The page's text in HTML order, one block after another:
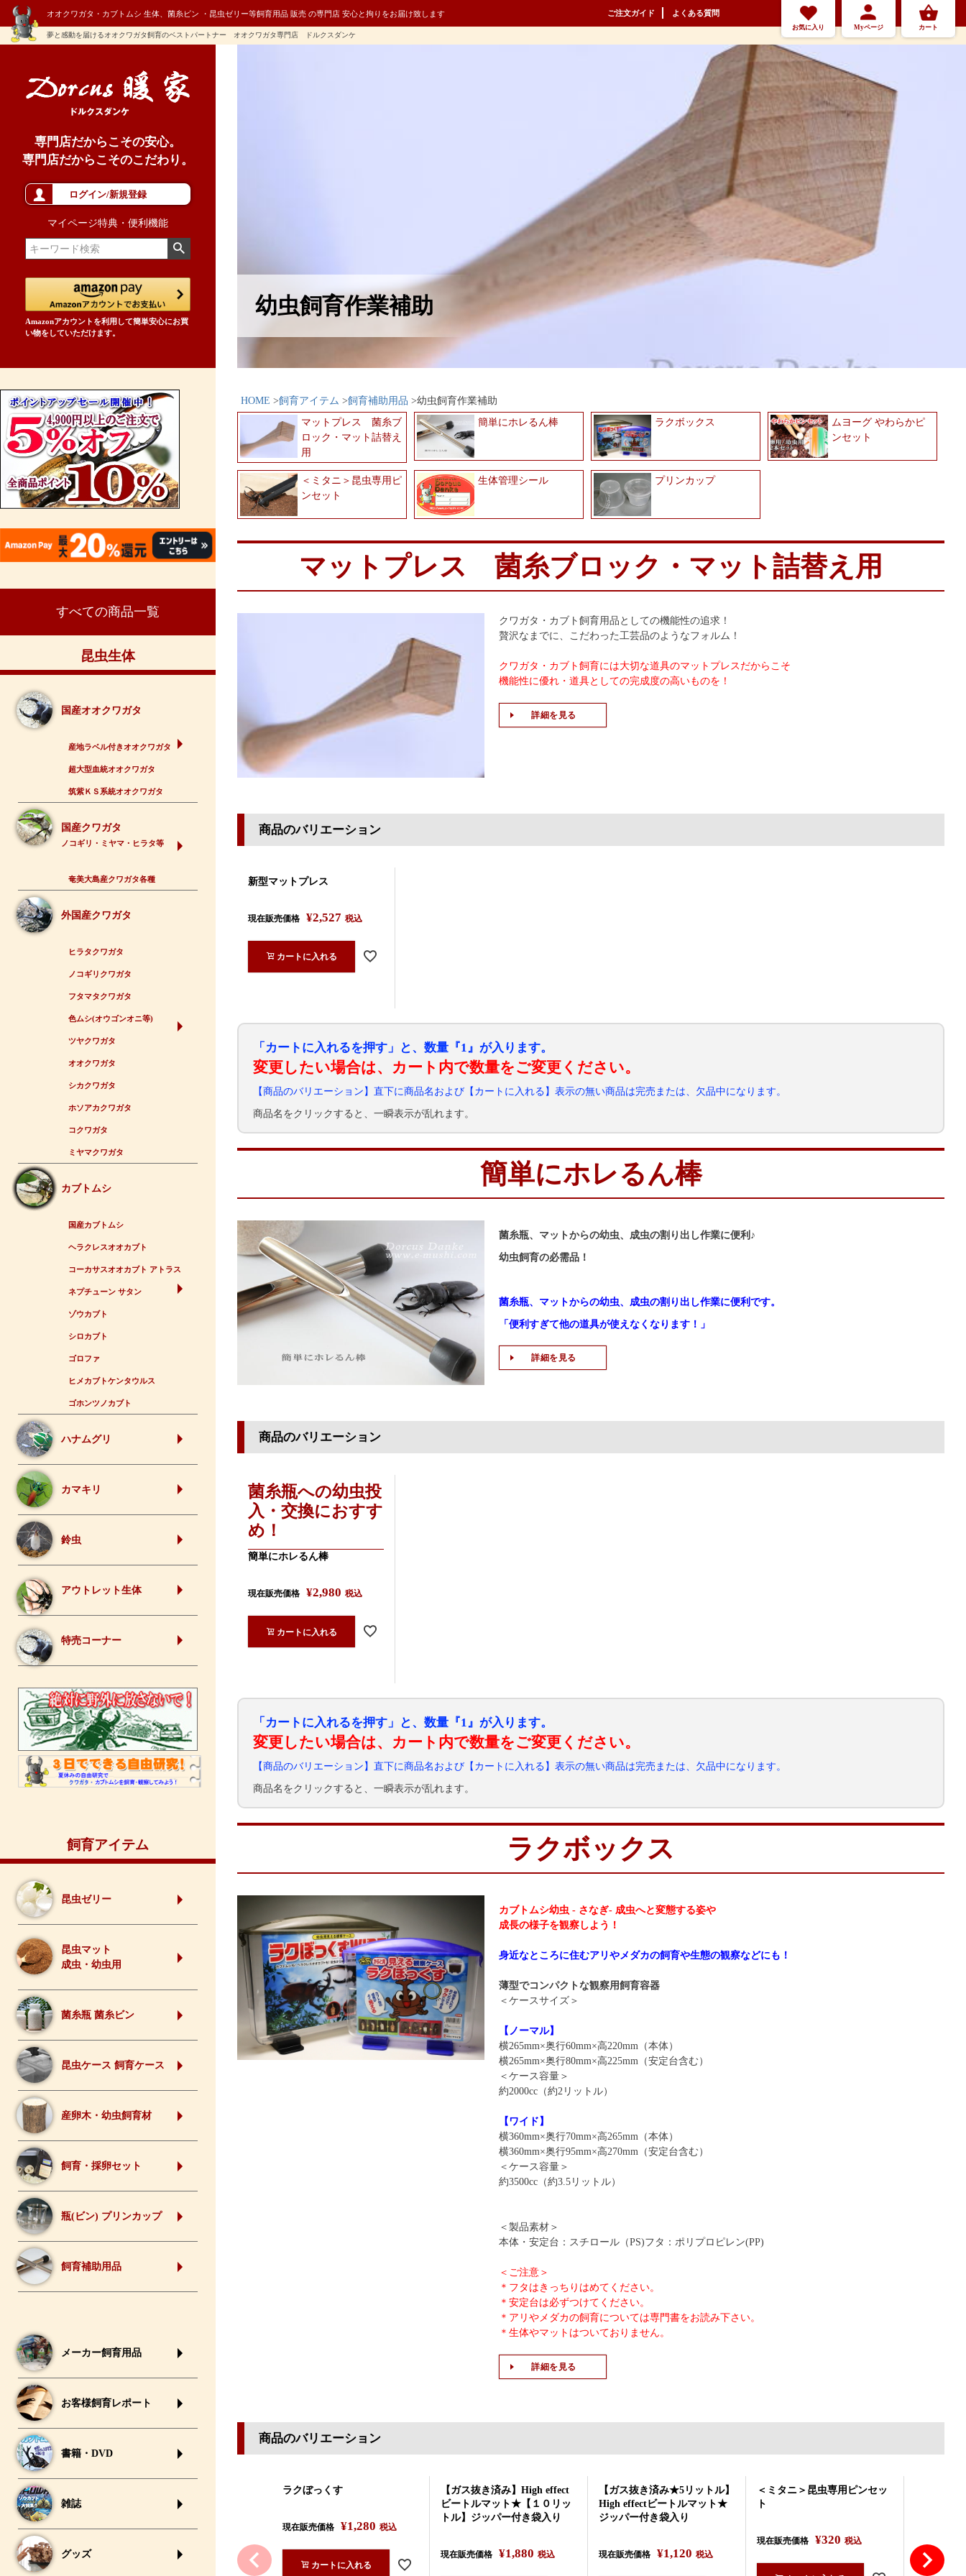
オオクワガタ・カブトムシ 生体、菌糸ビン ・昆虫ゼリー等飼育用品 販売 の専門店 安心と拘りをお届け致します ご注文ガイド よくある質問
夢と感動を届けるオオクワガタ飼育のベストパートナー オオクワガタ専門店 ドルクスダンケ
お気に入り Myページ カート
専門店だからこその安心。
専門店だからこそのこだわり。
ログイン/新規登録
マイページ特典・便利機能
Amazonアカウントを利用して簡単安心にお買
い物をしていただけます。
すべての商品一覧
昆虫生体
国産オオクワガタ
産地ラベル付きオオクワガタ
超大型血統オオクワガタ
筑紫ＫＳ系統オオクワガタ
国産クワガタ
ノコギリ・ミヤマ・ヒラタ等
奄美大島産クワガタ各種
外国産クワガタ
ヒラタクワガタ
ノコギリクワガタ
フタマタクワガタ
色ムシ(オウゴンオニ等)
ツヤクワガタ
オオクワガタ
シカクワガタ
ホソアカクワガタ
コクワガタ
ミヤマクワガタ
カブトムシ
国産カブトムシ
ヘラクレスオオカブト
コーカサスオオカブト アトラス
ネプチューン サタン
ゾウカブト
シロカブト
ゴロファ
ヒメカブトケンタウルス
ゴホンツノカブト
ハナムグリ
カマキリ
鈴虫
アウトレット生体
特売コーナー
飼育アイテム
昆虫ゼリー
昆虫マット
成虫・幼虫用
菌糸瓶 菌糸ビン
昆虫ケース 飼育ケース
産卵木・幼虫飼育材
飼育・採卵セット
瓶(ビン) プリンカップ
飼育補助用品
メーカー飼育用品
お客様飼育レポート
書籍・DVD
雑誌
グッズ
HOME 飼育アイテム 飼育補助用品
幼虫飼育作業補助
マットプレス 菌糸ブ
ロック・マット詰替え
用
簡単にホレるん棒 ラクボックス
ムヨーグ やわらかピ
ンセット
＜ミタニ＞昆虫専用ピ
ンセット
生体管理シール プリンカップ
幼虫飼育作業補助
マットプレス 菌糸ブロック・マット詰替え用
クワガタ・カブト飼育用品としての機能性の追求！
贅沢なまでに、こだわった工芸品のようなフォルム！
クワガタ・カブト飼育には大切な道具のマットプレスだからこそ
機能性に優れ・道具としての完成度の高いものを！
詳細を見る
商品のバリエーション
新型マットプレス
現在販売価格 ¥2,527 税込
カートに入れる
「カートに入れるを押す」と、数量『1』が入ります。
変更したい場合は、カート内で数量をご変更ください。
【商品のバリエーション】直下に商品名および【カートに入れる】表示の無い商品は完売または、欠品中になります。
商品名をクリックすると、一瞬表示が乱れます。
簡単にホレるん棒
菌糸瓶、マットからの幼虫、成虫の割り出し作業に便利♪
幼虫飼育の必需品！
菌糸瓶、マットからの幼虫、成虫の割り出し作業に便利です。
「便利すぎて他の道具が使えなくなります！」
詳細を見る
商品のバリエーション
菌糸瓶への幼虫投
入・交換におすす
め！
簡単にホレるん棒
現在販売価格 ¥2,980 税込
カートに入れる
「カートに入れるを押す」と、数量『1』が入ります。
変更したい場合は、カート内で数量をご変更ください。
【商品のバリエーション】直下に商品名および【カートに入れる】表示の無い商品は完売または、欠品中になります。
商品名をクリックすると、一瞬表示が乱れます。
ラクボックス
カブトムシ幼虫 - さなぎ- 成虫へと変態する姿や
成長の様子を観察しよう！
身近なところに住むアリやメダカの飼育や生態の観察などにも！
薄型でコンパクトな観察用飼育容器
＜ケースサイズ＞
【ノーマル】
横265mm×奥行60mm×高220mm（本体）
横265mm×奥行80mm×高225mm（安定台含む）
＜ケース容量＞
約2000cc（約2リットル）
【ワイド】
横360mm×奥行70mm×高265mm（本体）
横360mm×奥行95mm×高270mm（安定台含む）
＜ケース容量＞
約3500cc（約3.5リットル）
＜製品素材＞
本体・安定台：スチロール（PS)フタ：ポリプロピレン(PP)
＜ご注意＞
＊フタはきっちりはめてください。
＊安定台は必ずつけてください。
＊アリやメダカの飼育については専門書をお読み下さい。
＊生体やマットはついておりません。
詳細を見る
商品のバリエーション
ラクぼっくす
現在販売価格 ¥1,280 税込
カートに入れる
【ガス抜き済み】High effect
ビートルマット★【１０リッ
トル】ジッパー付き袋入り
現在販売価格 ¥1,880 税込
【ガス抜き済み★5リットル】
High effectビートルマット★
ジッパー付き袋入り
現在販売価格 ¥1,120 税込
＜ミタニ＞昆虫専用ピンセッ
ト
現在販売価格 ¥320 税込